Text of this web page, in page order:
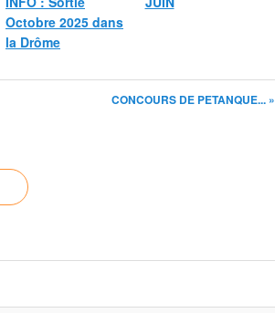
Octobre 2025 dans
la Drôme
CONCOURS DE PETANQUE... »